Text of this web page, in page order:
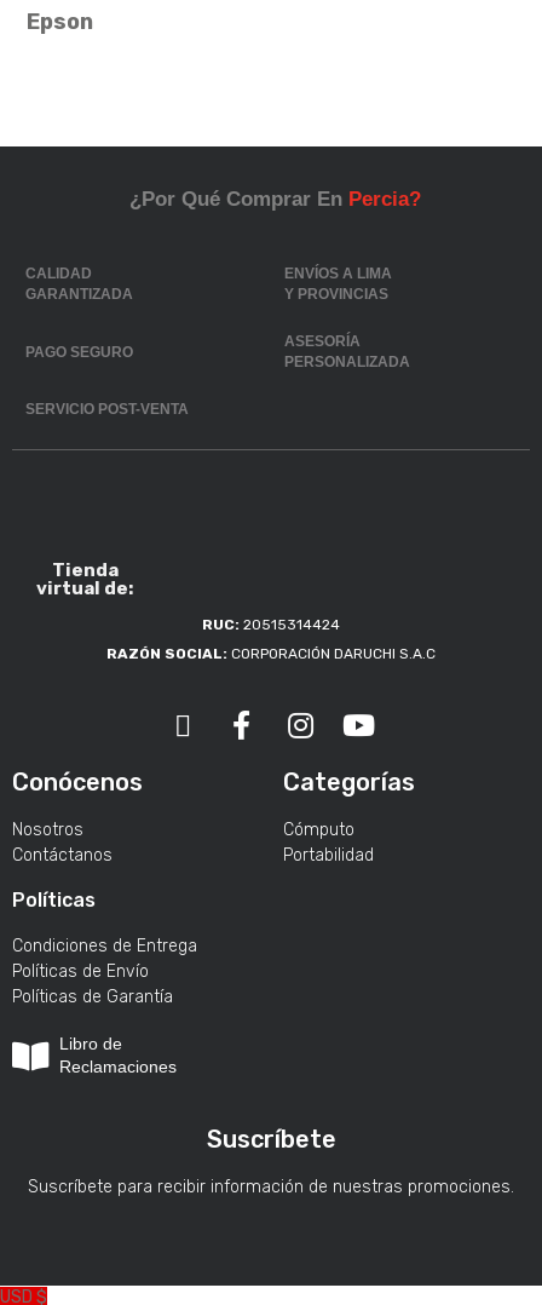
Epson
¿Por Qué Comprar En Percia?
CALIDAD
GARANTIZADA
ENVÍOS A LIMA
Y PROVINCIAS
PAGO SEGURO
ASESORÍA
PERSONALIZADA
SERVICIO POST-VENTA
Tienda
virtual de:
RUC: 20515314424
RAZÓN SOCIAL: CORPORACIÓN DARUCHI S.A.C
Conócenos
Nosotros
Contáctanos
Políticas
Condiciones de Entrega
Políticas de Envío
Políticas de Garantía
Libro de
Reclamaciones
Categorías
Cómputo
Portabilidad
Suscríbete
Suscríbete para recibir información de nuestras promociones.
USD $